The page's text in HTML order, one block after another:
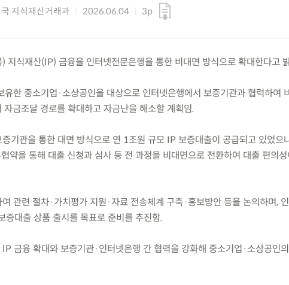
지식재산거래과 2026.06.04 3p
지식재산(IP) 금융을 인터넷전문은행을 통한 비대면 방식으로 확대한다고
한 중소기업·소상공인을 대상으로 인터넷은행에서 보증기관과 협력하여
자금조달 경로를 확대하고 자금난을 해소할 계획임.
기관을 통한 대면 방식으로 연 1조원 규모 IP 보증대출이 공급되고 있었으
약을 통해 대출 신청과 심사 등 전 과정을 비대면으로 전환하여 대출 편의성
관련 절차·가치평가 지원·자료 전송체계 구축·홍보방안 등을 논의하며,
증대출 상품 출시를 목표로 준비를 추진함.
금융 확대와 보증기관·인터넷은행 간 협력을 강화해 중소기업·소상공인